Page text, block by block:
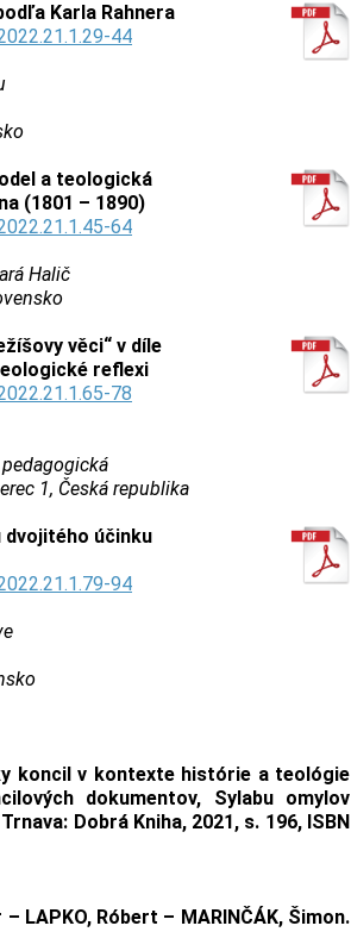
Karla Rahnera
44
a teologická
(1801 – 1890)
64
Halič
věci“ v díle
reflexi
78
1, Česká republika
účinku
94
koncil v kontexte histórie a teológie
dokumentov, Sylabu omylov
Dobrá Kniha, 2021, s. 196, ISBN
LAPKO, Róbert – MARINČÁK, Šimon.